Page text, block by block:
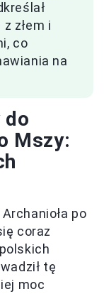
złem i
co
na
do
Mszy:
po
coraz
tę
moc